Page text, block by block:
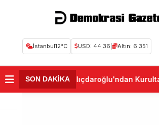
İstanbul12°C USD: 44.36 Altın: 6.351
SON DAKİKA
•Kemal Kılıçdaroğlu'ndan